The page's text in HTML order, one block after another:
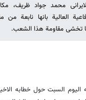
محمد جواد ظریف،
العالیة بانها نابعة
تخشى مقاومة هذا الشعب.
السبت حول خطابه